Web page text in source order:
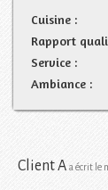
Cuisine :
Rapport
Service :
Ambiance :
Client A a écrit le